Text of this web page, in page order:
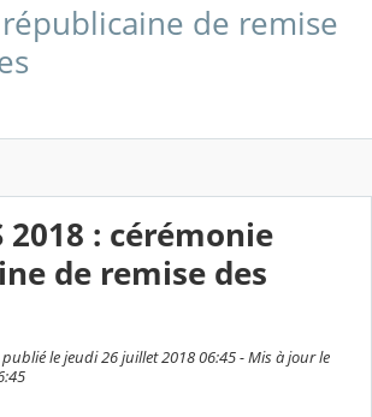
de remise
2018 : cérémonie
de remise des
le jeudi 26 juillet 2018 06:45 - Mis à jour le